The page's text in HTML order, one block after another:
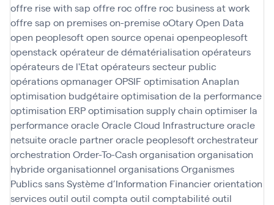
offre rise with sap offre roc offre roc business at work
offre sap on premiseson-premiseoOtaryOpen Data
open peoplesoftopen sourceopenai openpeoplesoft
openstack opérateur de dématérialisation opérateurs
opérateurs de l'Etatopérateurs secteur public
opérationsopmanagerOPSIFoptimisation Anaplan
optimisation budgétaireoptimisation de la performance
optimisation ERPoptimisation supply chain optimiser la
performanceoracleOracle Cloud Infrastructureoracle
netsuiteoracle partneroracle peoplesoftorchestrateur
orchestration Order-To-Cashorganisation organisation
hybrideorganisationnel organisationsOrganismes
Publics sans Système d’Information Financierorientation
servicesoutil outil compta outil comptabilitéoutil